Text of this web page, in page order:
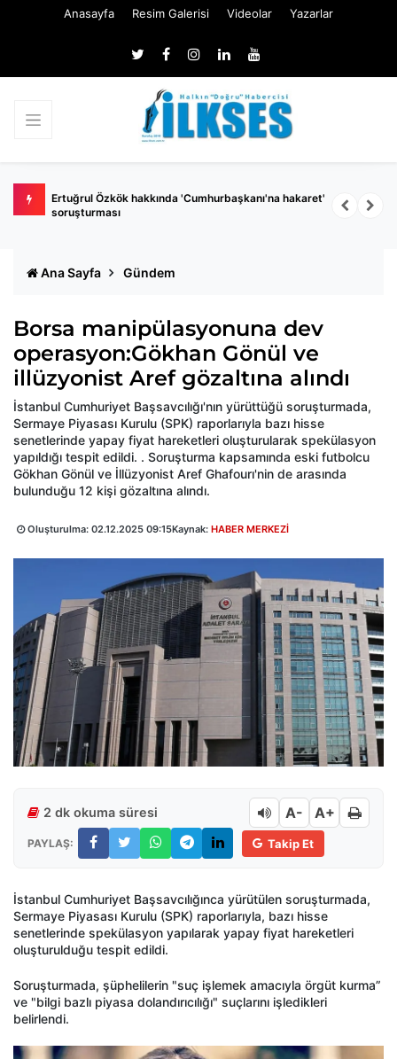
Anasayfa Resim Galerisi Videolar Yazarlar
belli
Ertuğrul Özkök hakkında 'Cumhurbaşkanı'na hakaret'
soruşturması
Ana Sayfa Gündem
Borsa manipülasyonuna dev
operasyon:Gökhan Gönül ve
illüzyonist Aref gözaltına alındı
İstanbul Cumhuriyet Başsavcılığı'nın yürüttüğü soruşturmada,
Sermaye Piyasası Kurulu (SPK) raporlarıyla bazı hisse
senetlerinde yapay fiyat hareketleri oluşturularak spekülasyon
yapıldığı tespit edildi. . Soruşturma kapsamında eski futbolcu
Gökhan Gönül ve İllüzyonist Aref Ghafourı'nin de arasında
bulunduğu 12 kişi gözaltına alındı.
Oluşturulma: 02.12.2025 09:15Kaynak: HABER MERKEZİ
2 dk okuma süresi A- A+
PAYLAŞ: Takip Et
İstanbul Cumhuriyet Başsavcılığınca yürütülen soruşturmada,
Sermaye Piyasası Kurulu (SPK) raporlarıyla, bazı hisse
senetlerinde spekülasyon yapılarak yapay fiyat hareketleri
oluşturulduğu tespit edildi.
Soruşturmada, şüphelilerin "suç işlemek amacıyla örgüt kurma”
ve "bilgi bazlı piyasa dolandırıcılığı" suçlarını işledikleri
belirlendi.